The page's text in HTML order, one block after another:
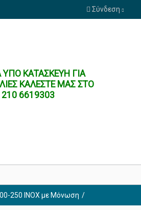
Σύνδεση
ΥΠΟ ΚΑΤΑΣΚΕΥΗ ΓΙΑ
ΚΑΛΕΣΤΕ ΜΑΣ ΣΤΟ
210 6619303
250 ΙΝΟΧ με Μόνωση